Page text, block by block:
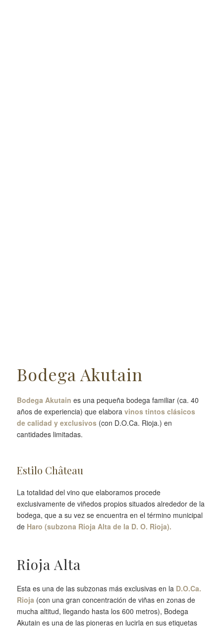
Bodega Akutain
Bodega Akutain es una pequeña bodega familiar (ca. 40
años de experiencia) que elabora vinos tintos clásicos
de calidad y exclusivos (con D.O.Ca. Rioja.) en
cantidades limitadas.
Estilo Château
La totalidad del vino que elaboramos procede
exclusivamente de viñedos propios situados alrededor de la
bodega, que a su vez se encuentra en el término municipal
de Haro (subzona Rioja Alta de la D. O. Rioja).
Rioja Alta
Esta es una de las subzonas más exclusivas en la D.O.Ca.
Rioja (con una gran concentración de viñas en zonas de
mucha altitud, llegando hasta los 600 metros), Bodega
Akutain es una de las pioneras en lucirla en sus etiquetas